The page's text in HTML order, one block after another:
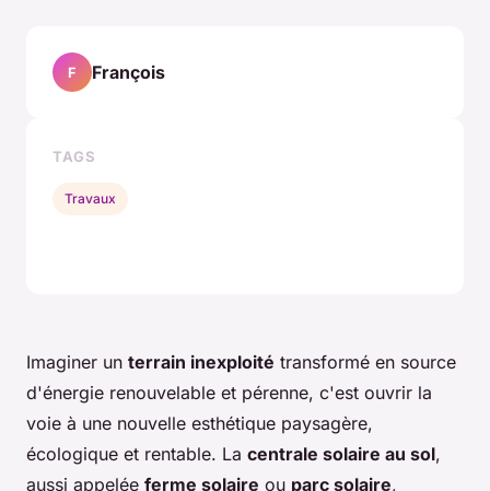
Imaginer un terrain inexploité transformé en source
d'énergie renouvelable et pérenne, c'est ouvrir la
voie à une nouvelle esthétique paysagère,
écologique et rentable. La centrale solaire au sol,
aussi appelée ferme solaire ou parc solaire,
F François
TAGS
Travaux